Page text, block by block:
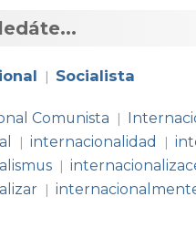
| Socialista
Comunista |
| internacionalidad |
|
|